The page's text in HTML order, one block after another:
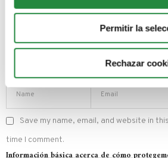
Permitir la
Rechazar
Save my name, email, and website in
time I comment.